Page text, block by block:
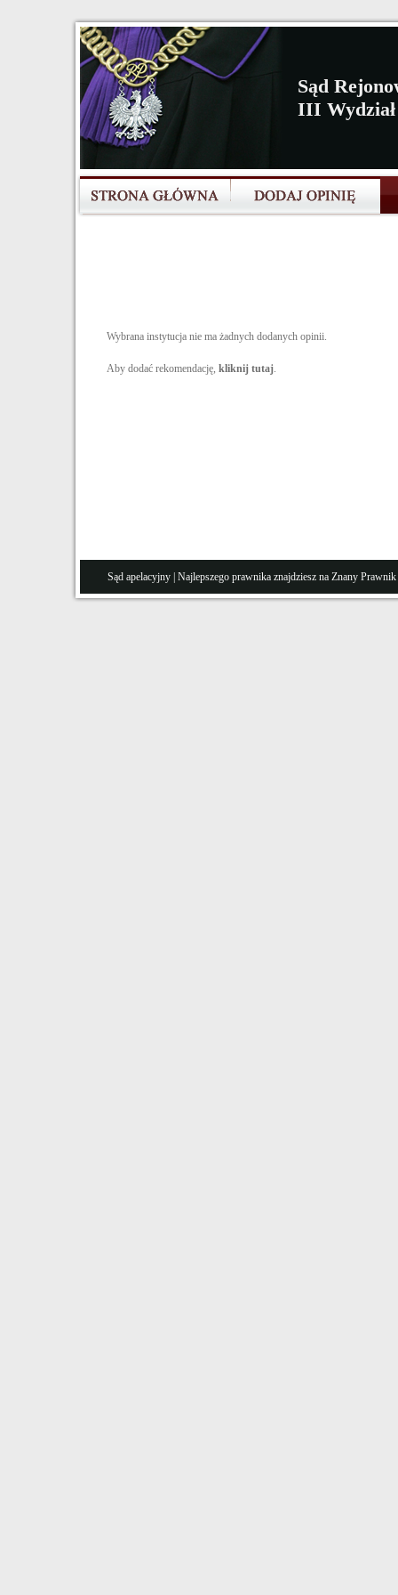
Sąd
III
Wybrana instytucja nie ma żadnych dodanych opinii.
Aby dodać rekomendację, kliknij tutaj.
Sąd apelacyjny | Najlepszego prawnika znajdziesz na Znany Prawnik